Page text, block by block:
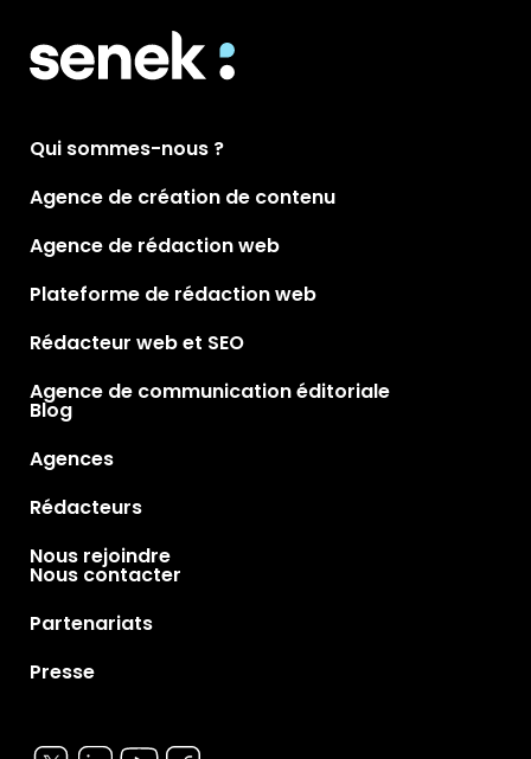
Qui sommes-nous ?
Agence de création de contenu
Agence de rédaction web
Plateforme de rédaction web
Rédacteur web et SEO
Agence de communication éditoriale
Blog
Agences
Rédacteurs
Nous rejoindre
Nous contacter
Partenariats
Presse